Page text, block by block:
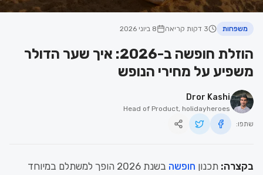
משפחות 3 דקות קריאה 8 ביוני 2026
הוזלת חופשה ב-2026: איך שער הדולר
משפיע על מחירי הנופש
Dror Kashi
Head of Product, holidayheroes
שתפו:
בקצרה: תכנון חופשה
בשנת 2026 הופך למשתלם במיוחד